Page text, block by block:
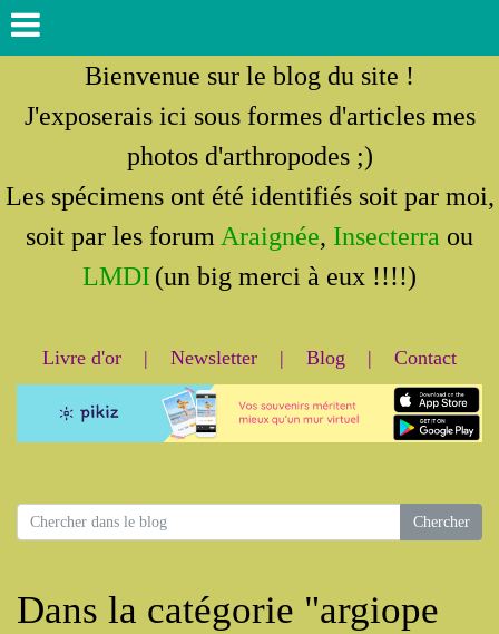
Bienvenue sur le blog du site !
J'exposerais ici sous formes d'articles mes
photos d'arthropodes ;)
Les spécimens ont été identifiés soit par moi,
soit par les forum Araignée, Insecterra ou
LMDI (un big merci à eux !!!!)
Livre d'or | Newsletter | Blog | Contact
Dans la catégorie "argiope